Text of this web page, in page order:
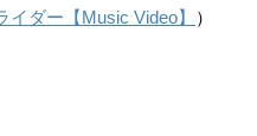
ダー【Music Video】 ）